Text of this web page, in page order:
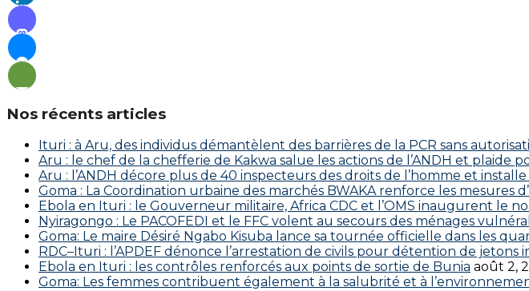
Nos récents articles
Ituri : à Aru, des individus démantèlent des barrières de la PCR sans
Aru : le chef de la chefferie de Kakwa salue les actions de l’ANDH et plaide
Aru : l’ANDH décore plus de 40 inspecteurs des droits de l’homme et
Goma : La Coordination urbaine des marchés BWAKA renforce les mesures
Ebola en Ituri : le Gouverneur militaire, Africa CDC et l’OMS inaugurent le
‎Nyiragongo : Le PACOFEDI et le FFC volent au secours des ménages
Goma: Le maire Désiré Ngabo Kisuba lance sa tournée officielle dans les
RDC–Ituri : l’APDEF dénonce l’arrestation de civils pour détention de jetons
Ebola en Ituri : les contrôles renforcés aux points de sortie de Bunia août 2,
Goma: Les femmes contribuent également à la salubrité et à